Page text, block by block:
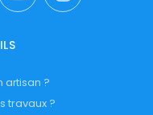
artisan ?
travaux ?